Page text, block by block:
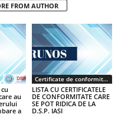
FROM AUTHOR
au
a
Certificate de conformitate
LISTA CU CERTIFICATELE
DE CONFORMITATE CARE
SE POT RIDICA DE LA
D.S.P. IASI